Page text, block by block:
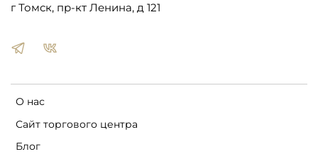
О нас
Сайт торгового центра
Блог
г Томск, пр-кт Ленина, д 121